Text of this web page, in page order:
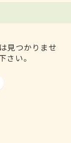
見つかりませ
さい。